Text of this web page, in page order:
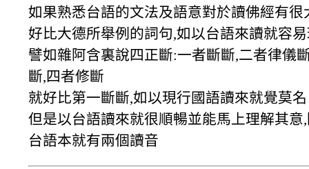
如果熟悉台語的文法及語意對於讀佛經有很
好比大德所舉例的詞句,如以台語來讀就容
譬如雜阿含裏說四正斷:一者斷斷,二者律儀
斷,四者修斷
就好比第一斷斷,如以現行國語讀來就覺莫名
但是以台語讀來就很順暢並能馬上理解其意
台語本就有兩個讀音